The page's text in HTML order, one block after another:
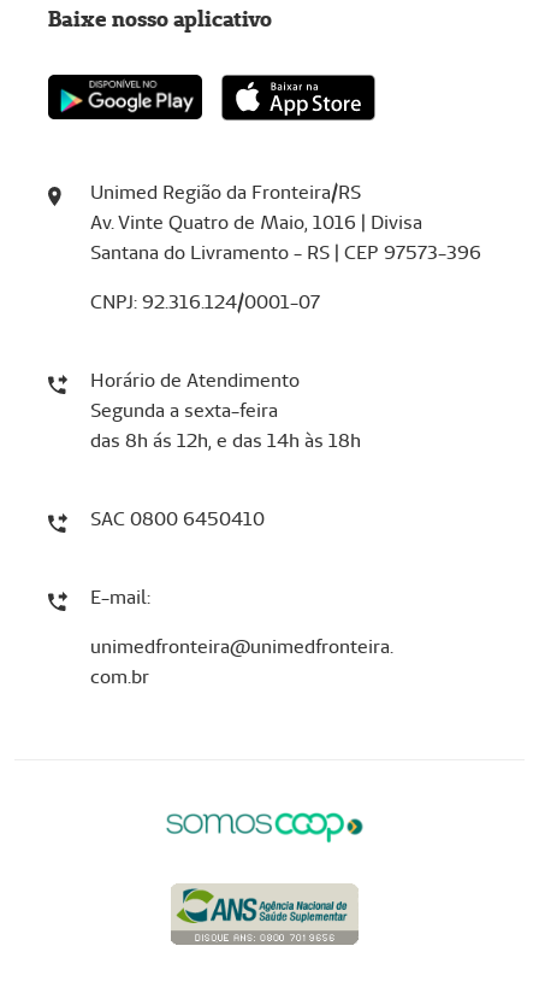
Unimed Região da Fronteira/RS
Av. Vinte Quatro de Maio, 1016 | Divisa
Santana do Livramento - RS | CEP 97573-396
CNPJ: 92.316.124/0001-07
Horário de Atendimento
Segunda a sexta-feira
das 8h ás 12h, e das 14h às 18h
SAC 0800 6450410
E-mail:
unimedfronteira@unimedfronteira.
com.br
Baixe nosso aplicativo